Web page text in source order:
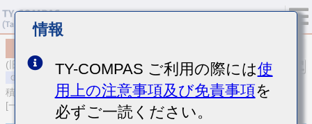
(旧品番 EMK042CG7R5DD-W)
積層セラミックコンデンサ
[一般用 積層セラミックコンデンサ (温度補償用)]
情報
TY-COMPAS ご利用の際には使
用上の注意事項及び免責事項を
必ずご一読ください。